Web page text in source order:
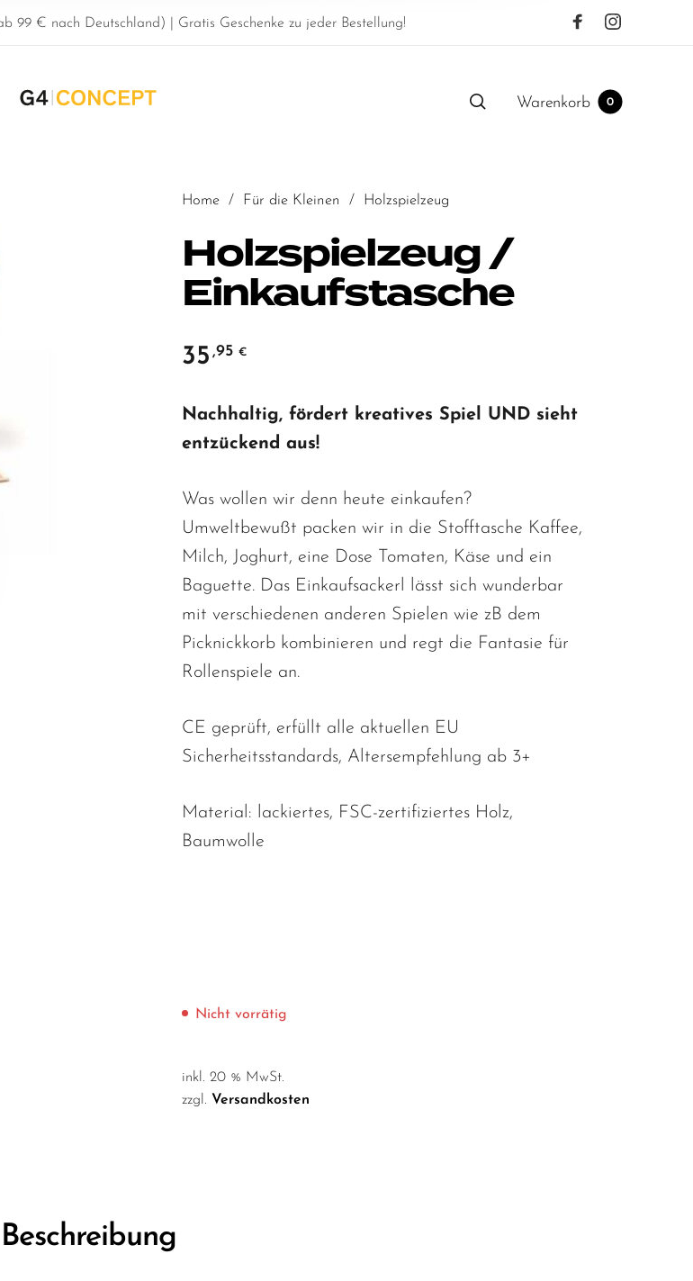
99 € nach Deutschland) | Gratis Geschenke zu jeder Bestellung!
Warenkorb 0
Home / Für die Kleinen / Holzspielzeug
Holzspielzeug /
Einkaufstasche
35 ,95 €
Nachhaltig, fördert kreatives Spiel UND sieht
entzückend aus!
Was wollen wir denn heute einkaufen?
Umweltbewußt packen wir in die Stofftasche Kaffee,
Milch, Joghurt, eine Dose Tomaten, Käse und ein
Baguette. Das Einkaufsackerl lässt sich wunderbar
mit verschiedenen anderen Spielen wie zB dem
Picknickkorb kombinieren und regt die Fantasie für
Rollenspiele an.
CE geprüft, erfüllt alle aktuellen EU
Sicherheitsstandards, Altersempfehlung ab 3+
Material: lackiertes, FSC-zertifiziertes Holz,
Baumwolle
Nicht vorrätig
inkl. 20 % MwSt.
zzgl. Versandkosten
Beschreibung